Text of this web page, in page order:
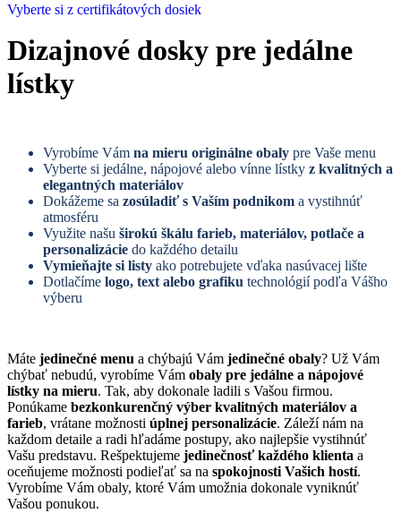
Vyberte si z certifikátových dosiek
Dizajnové dosky pre jedálne
lístky
Vyrobíme Vám na mieru originálne obaly pre Vaše menu
Vyberte si jedálne, nápojové alebo vínne lístky z kvalitných a
elegantných materiálov
Dokážeme sa zosúladiť s Vaším podnikom a vystihnúť
atmosféru
Využite našu širokú škálu farieb, materiálov, potlače a
personalizácie do každého detailu
Vymieňajte si listy ako potrebujete vďaka nasúvacej lište
Dotlačíme logo, text alebo grafiku technológií podľa Vášho
výberu
Máte jedinečné menu a chýbajú Vám jedinečné obaly? Už Vám
chýbať nebudú, vyrobíme Vám obaly pre jedálne a nápojové
lístky na mieru. Tak, aby dokonale ladili s Vašou firmou.
Ponúkame bezkonkurenčný výber kvalitných materiálov a
farieb, vrátane možnosti úplnej personalizácie. Záleží nám na
každom detaile a radi hľadáme postupy, ako najlepšie vystihnúť
Vašu predstavu. Rešpektujeme jedinečnosť každého klienta a
oceňujeme možnosti podieľať sa na spokojnosti Vašich hostí.
Vyrobíme Vám obaly, ktoré Vám umožnia dokonale vyniknúť
Vašou ponukou.